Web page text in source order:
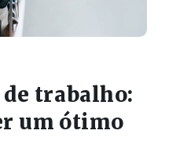
trabalho:
um ótimo